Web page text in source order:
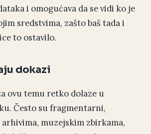
i omogućava da se vidi ko je
sredstvima, zašto baš tada i
to ostavilo.
dokazi
ovu temu retko dolaze u
Često su fragmentarni,
muzejskim zbirkama,